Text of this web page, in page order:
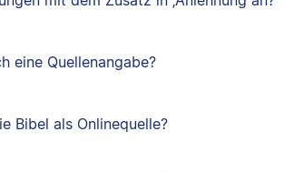
eine Quellenangabe?
Bibel als Onlinequelle?